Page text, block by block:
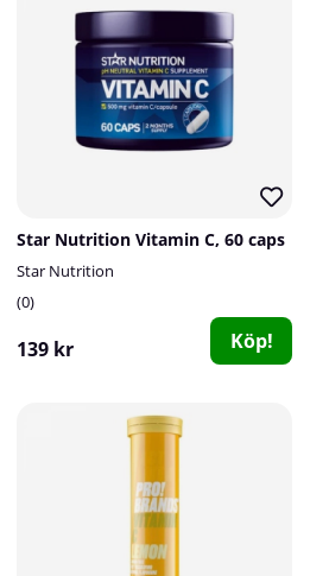
Star Nutrition Vitamin C, 60 caps
Star Nutrition
0
139 kr Köp!